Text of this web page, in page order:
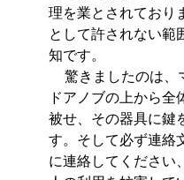
理を業とされており
として許されない範
知です。
驚きましたのは、
ドアノブの上から全
被せ、その器具に鍵
す。そして必ず連絡
に連絡してください